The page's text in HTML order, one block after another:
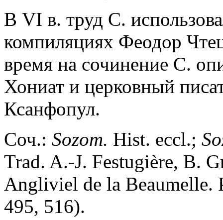
В VI в. труд С.
компиляциях Феодор
время на сочинение С.
Хониат и церковный
Ксанфопул.
Соч.: Sozom. Hist. eccl.;
Trad. A.-J. Festugière, B.
Angliviel de la Beaumelle.
495, 516).